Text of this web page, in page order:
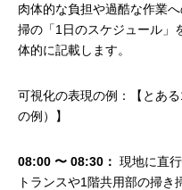
肉体的な負担や過酷な作業
掃の「1日のスケジュール」
体的に記載します。
可視化の表現の例：【とあ
の例）】
08:00 〜 08:30： 現地に直
トランスや1階共用部の掃